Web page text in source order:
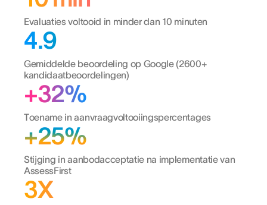
Evaluaties voltooid in minder dan 10 minuten
4.9
Gemiddelde beoordeling op Google (2600+
kandidaatbeoordelingen)
+32%
Toename in aanvraagvoltooiingspercentages
+25%
Stijging in aanbodacceptatie na implementatie van
AssessFirst
3X